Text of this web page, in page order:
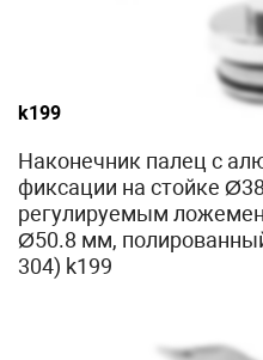
k199
Наконечник палец с
фиксации на стойке
регулируемым
Ø50.8 мм,
304) k199